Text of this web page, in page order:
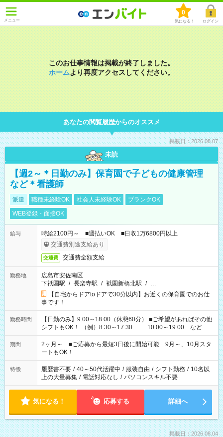
メニュー
0
気になる！ ログイン
このお仕事情報は掲載が終了しました。
ホームより再度アクセスしてください。
あなたの閲覧履歴からのオススメ
掲載日：2026.08.07
未読
【週2～＊日勤のみ】保育園で子どもの健康管理
など＊看護師
派遣 職種未経験OK 社会人未経験OK
ブランクOK
WEB登録・面接OK
給与
時給2100円～ ■週払いOK ■日収1万6800円以上
交通費別途支給あり
交通費 交通費全額支給
勤務地
広島市安佐南区
下祇園駅 / 長楽寺駅 / 祇園新橋北駅 / …
【自宅からドアtoドアで30分以内】お近くの保育園でのお仕
事です！
勤務時間
【日勤のみ】9:00～18:00（休憩60分） ■ご希望があればその他
シフトもOK！ （例）8:30～17:30 10:00～19:00 など
「家族とお休みを合わせたい」 「余裕を持って夕飯の準備がし
たい」 「できれば残業はしたくない」 など、ご希望があれば教
えてくださいね。 ※Wワーク希望の方へ 今ご覧のお仕事で希望
する勤務時間と、もう1つのお仕事の勤務時間。 合計で週40時
間を超える場合は応募できません
期間
2ヶ月～ ■ご応募から最短3日後に開始可能 9月～、10月スタ
ートもOK！
特徴 履歴書不要 / 40～50代活躍中 / 服装自由 / シフト勤務 / 10名以
上の大量募集 / 電話対応なし / パソコンスキル不要
気になる！ 応募する 詳細へ
掲載日：2026.08.04